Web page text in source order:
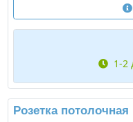
1-
Розетка